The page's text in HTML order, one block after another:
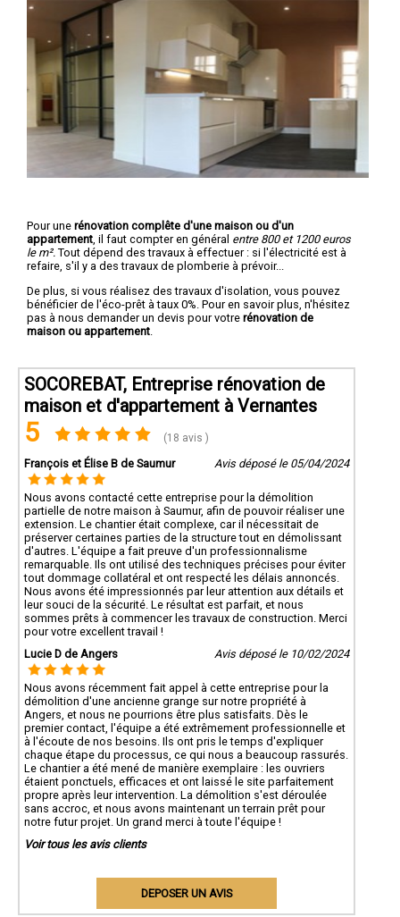
Pour une rénovation complête d'une maison ou d'un
appartement , il faut compter en général entre 800 et 1200 euros
le m². Tout dépend des travaux à effectuer : si l'électricité est à
refaire, s'il y a des travaux de plomberie à prévoir...
De plus, si vous réalisez des travaux d'isolation, vous pouvez
bénéficier de l'éco-prêt à taux 0%. Pour en savoir plus, n'hésitez
pas à nous demander un devis pour votre rénovation de
maison ou appartement
SOCOREBAT, Entreprise rénovation de
maison et d'appartement à Vernantes
5 (18 avis )
François et Élise B de Saumur Avis déposé le 05/04/2024
Nous avons contacté cette entreprise pour la démolition
partielle de notre maison à Saumur, afin de pouvoir réaliser une
extension. Le chantier était complexe, car il nécessitait de
préserver certaines parties de la structure tout en démolissant
d'autres. L'équipe a fait preuve d'un professionnalisme
remarquable. Ils ont utilisé des techniques précises pour éviter
tout dommage collatéral et ont respecté les délais annoncés.
Nous avons été impressionnés par leur attention aux détails et
leur souci de la sécurité. Le résultat est parfait, et nous
sommes prêts à commencer les travaux de construction. Merci
pour votre excellent travail !
Lucie D de Angers
Avis déposé le 10/02/2024
Nous avons récemment fait appel à cette entreprise pour la
démolition d'une ancienne grange sur notre propriété à
Angers, et nous ne pourrions être plus satisfaits. Dès le
premier contact, l'équipe a été extrêmement professionnelle et
à l'écoute de nos besoins. Ils ont pris le temps d'expliquer
chaque étape du processus, ce qui nous a beaucoup rassurés.
Le chantier a été mené de manière exemplaire : les ouvriers
étaient ponctuels, efficaces et ont laissé le site parfaitement
propre après leur intervention. La démolition s'est déroulée
sans accroc, et nous avons maintenant un terrain prêt pour
notre futur projet. Un grand merci à toute l'équipe !
Voir tous les avis clients
DEPOSER UN AVIS